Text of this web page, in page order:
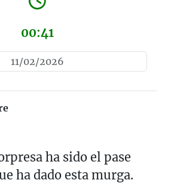
00:41
11/02/2026
ha sido el pase
ha dado esta murga.